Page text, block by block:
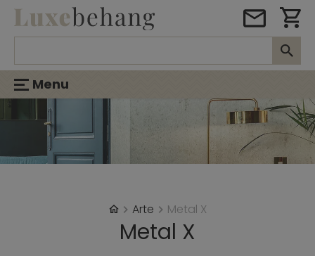
Menu
Arte Metal X
Metal X